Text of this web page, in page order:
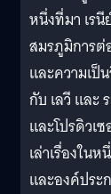
หนึ่งที่มา เร
สมรภูมิการต่
และความเป็
กับ เลวี และ
และโปรดิวเ
เล่าเรื่องใน
และองค์ปร